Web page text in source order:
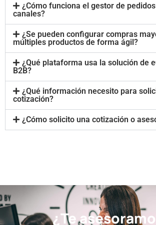
¿Cómo funciona el gestor de
canales?
¿Se pueden configurar compras
múltiples productos de forma ágil?
¿Qué plataforma usa la solución de
B2B?
¿Qué información necesito para
cotización?
¿Cómo solicito una cotización o
¿Te